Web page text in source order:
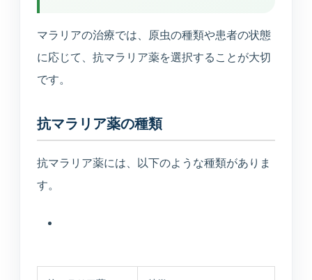
マラリアの治療では、原虫の種類や患者の状態
に応じて、抗マラリア薬を選択することが大切
です。
抗マラリア薬の種類
抗マラリア薬には、以下のような種類がありま
す。